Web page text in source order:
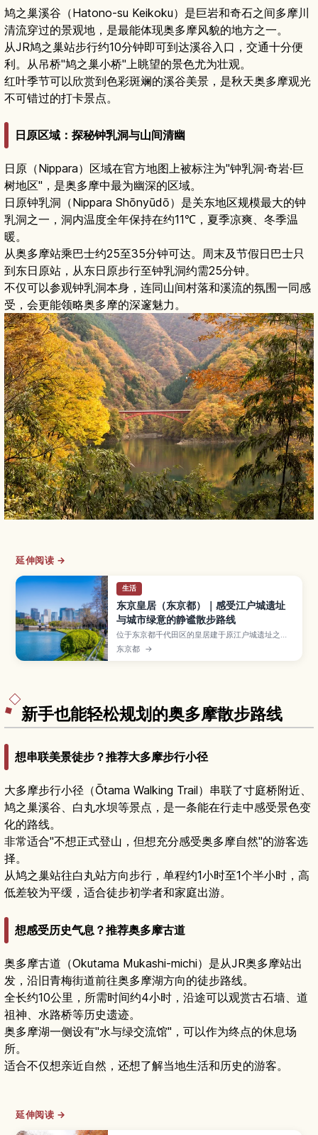
鸠之巢溪谷（Hatono-su Keikoku）是巨岩和奇石之间多摩川
清流穿过的景观地，是最能体现奥多摩风貌的地方之一。
从JR鸠之巢站步行约10分钟即可到达溪谷入口，交通十分便
利。从吊桥"鸠之巢小桥"上眺望的景色尤为壮观。
红叶季节可以欣赏到色彩斑斓的溪谷美景，是秋天奥多摩观光
不可错过的打卡景点。
日原区域：探秘钟乳洞与山间清幽
日原（Nippara）区域在官方地图上被标注为"钟乳洞·奇岩·巨
树地区"，是奥多摩中最为幽深的区域。
日原钟乳洞（Nippara Shōnyūdō）是关东地区规模最大的钟
乳洞之一，洞内温度全年保持在约11℃，夏季凉爽、冬季温
暖。
从奥多摩站乘巴士约25至35分钟可达。周末及节假日巴士只
到东日原站，从东日原步行至钟乳洞约需25分钟。
不仅可以参观钟乳洞本身，连同山间村落和溪流的氛围一同感
受，会更能领略奥多摩的深邃魅力。
延伸阅读 →
生活
东京皇居（东京都）｜感受江户城遗址
与城市绿意的静谧散步路线
位于东京都千代田区的皇居建于原江户城遗址之
上，是日本天皇的居所，同时也是融合历史建筑与
广阔绿地的城市绿洲。本文介绍皇居东御苑、二重
东京都 →
新手也能轻松规划的奥多摩散步路线
想串联美景徒步？推荐大多摩步行小径
大多摩步行小径（Ōtama Walking Trail）串联了寸庭桥附近、
鸠之巢溪谷、白丸水坝等景点，是一条能在行走中感受景色变
化的路线。
非常适合"不想正式登山，但想充分感受奥多摩自然"的游客选
择。
从鸠之巢站往白丸站方向步行，单程约1小时至1个半小时，高
低差较为平缓，适合徒步初学者和家庭出游。
想感受历史气息？推荐奥多摩古道
奥多摩古道（Okutama Mukashi-michi）是从JR奥多摩站出
发，沿旧青梅街道前往奥多摩湖方向的徒步路线。
全长约10公里，所需时间约4小时，沿途可以观赏古石墙、道
祖神、水路桥等历史遗迹。
奥多摩湖一侧设有"水与绿交流馆"，可以作为终点的休息场
所。
适合不仅想亲近自然，还想了解当地生活和历史的游客。
延伸阅读 →